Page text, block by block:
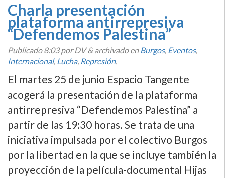
Charla presentación
plataforma antirrepresiva
“Defendemos Palestina”
Publicado8:03por DV&archivado enBurgos, Eventos,
Internacional, Lucha, Represión.
El martes 25 de junio Espacio Tangente
acogerá la presentación de la plataforma
antirrepresiva “Defendemos Palestina” a
partir de las 19:30 horas. Se trata de una
iniciativa impulsada por el colectivo Burgos
por la libertad en la que se incluye también la
proyección de la película-documental Hijas